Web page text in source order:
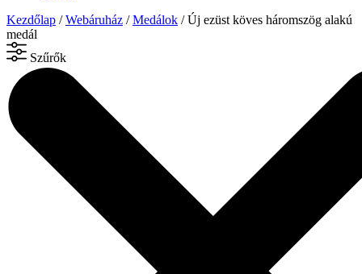
Kezdőlap /Webáruház /Medálok / Új ezüst köves háromszög alakú
medál
Szűrők